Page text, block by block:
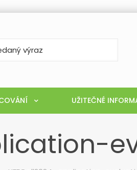
UŽITEČNÉ